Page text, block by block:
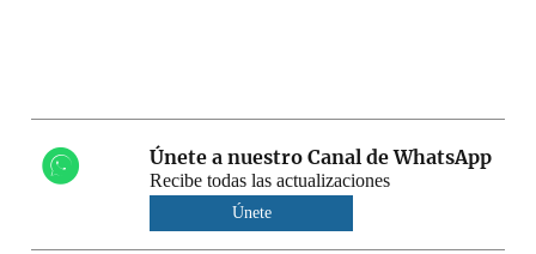
Únete a nuestro Canal de WhatsApp
Recibe todas las actualizaciones
Únete